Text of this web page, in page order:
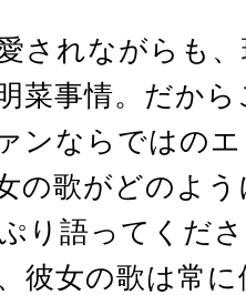
されながらも
菜事情。だか
ンならではの
の歌がどのよ
り語ってくだ
彼女の歌は常